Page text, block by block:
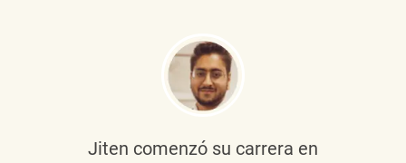
Jiten comenzó su carrera en